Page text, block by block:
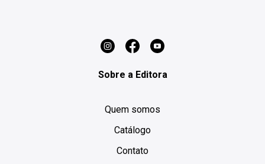
Sobre a Editora
Quem somos
Catálogo
Contato